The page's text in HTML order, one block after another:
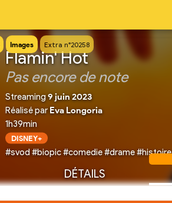
Images Extra n°20258
Flamin' Hot
Pas encore de note
Streaming9 juin 2023
Réalisé parEva Longoria
1h39min
DISNEY+
#svod #biopic #comedie #drame #histoire
DÉTAILS